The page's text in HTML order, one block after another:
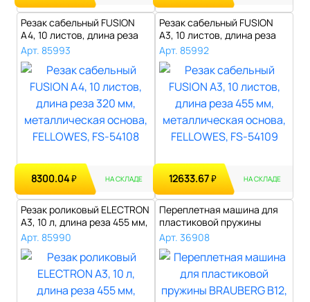
Резак сабельный FUSION
A4, 10 листов, длина реза
320 мм..
Арт. 85993
8300.04₽ НА СКЛАДЕ
Резак сабельный FUSION
A3, 10 листов, длина реза
455 мм..
Арт. 85992
12633.67₽ НА СКЛАДЕ
Резак роликовый ELECTRON
A3, 10 л, длина реза 455 мм,
м..
Арт. 85990
Переплетная машина для
пластиковой пружины
BRAUBERG B12..
Арт. 36908